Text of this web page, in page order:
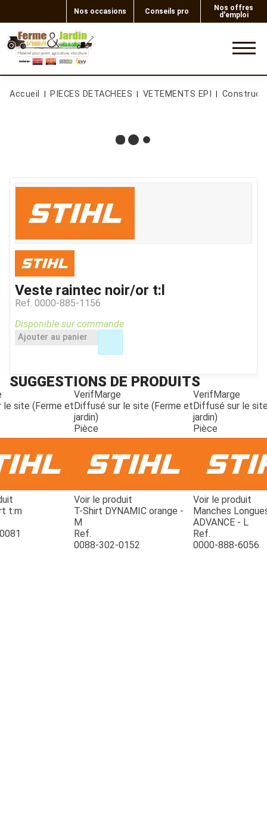
Nos occasions Conseils pro
Nos offres
d'emploi
Accueil PIECES DETACHEES VETEMENTS EPI
Veste raintec noir/or t:l
Ref. 0000-885-1156
Disponible sur commande
Ajouter au panier
SUGGESTIONS DE PRODUITS
le site (Ferme et
t:m
VerifMarge
Diffusé sur le site (Ferme et
jardin)
Pièce
Voir le produit
T-Shirt DYNAMIC orange -
M
Ref.
0088-302-0152
VerifMarge
Diffusé sur le
jardin)
Pièce
Voir le produit
Manches
ADVANCE - L
Ref.
0000-888-6056